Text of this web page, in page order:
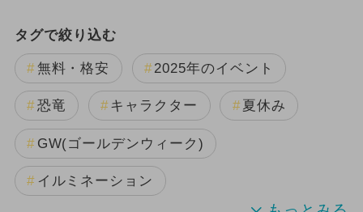
タグで絞り込む
無料・格安 2025年のイベント
恐竜 キャラクター 夏休み
GW(ゴールデンウィーク)
イルミネーション